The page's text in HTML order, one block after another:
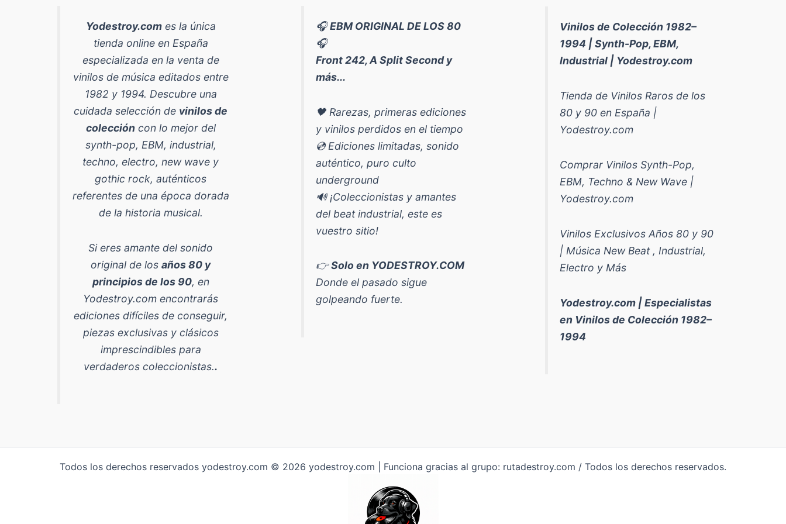
Yodestroy.comes la única
tienda online en España
especializada en la venta de
vinilos de música editados entre
1982 y 1994. Descubre una
cuidada selección de vinilos de
coleccióncon lo mejor del
synth-pop, EBM, industrial,
techno, electro, new wave y
gothic rock, auténticos
referentes de una época dorada
de la historia musical.
Si eres amante del sonido
original de losaños 80 y
principios de los 90, en
Yodestroy.com encontrarás
ediciones difíciles de conseguir,
piezas exclusivas y clásicos
imprescindibles para
verdaderos coleccionistas..
🎧EBM ORIGINAL DE LOS 80
🎧
Front 242, A Split Second y
más...
🖤 Rarezas, primeras ediciones
y vinilos perdidos en el tiempo
💿 Ediciones limitadas, sonido
auténtico, puro culto
underground
🔊 ¡Coleccionistas y amantes
del beat industrial, este es
vuestro sitio!
👉Solo en YODESTROY.COM
Donde el pasado sigue
golpeando fuerte.
Vinilos de Colección 1982–
1994 | Synth-Pop, EBM,
Industrial | Yodestroy.com
Tienda de Vinilos Raros de los
80 y 90 en España |
Yodestroy.com
Comprar Vinilos Synth-Pop,
EBM, Techno & New Wave |
Yodestroy.com
Vinilos Exclusivos Años 80 y 90
| Música New Beat , Industrial,
Electro y Más
Yodestroy.com | Especialistas
en Vinilos de Colección 1982–
1994
Todos los derechos reservados yodestroy.com © 2026 yodestroy.com | Funciona gracias al grupo: rutadestroy.com / Todos los derechos reservados.